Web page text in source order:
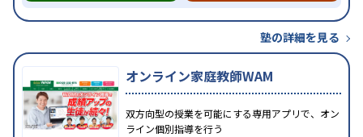
塾の詳細を見る
オンライン家庭教師WAM
双方向型の授業を可能にする専用アプリで、オン
ライン個別指導を行う